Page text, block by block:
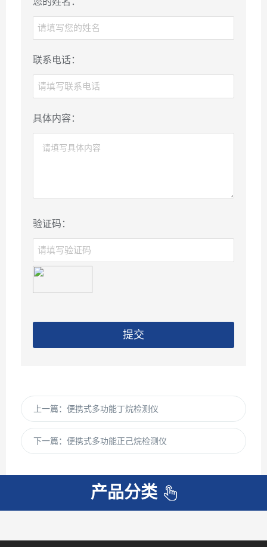
联系电话：
具体内容：
验证码：
提交
上一篇： 便携式多功能丁烷检测仪
下一篇： 便携式多功能正己烷检测仪
产品分类